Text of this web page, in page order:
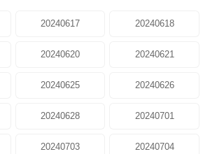
20240617 20240618
20240620 20240621
20240625 20240626
20240628 20240701
20240703 20240704